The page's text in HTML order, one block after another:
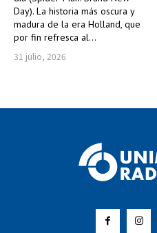
Day). La historia más oscura y
madura de la era Holland, que
por fin refresca al...
31 julio, 2026